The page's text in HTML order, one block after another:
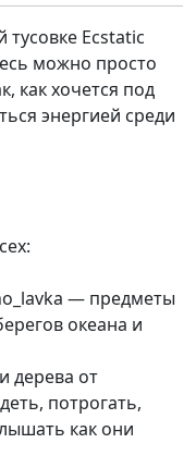
Ecstatic
можно просто
как хочется под
энергией среди
— предметы
океана и
дерева от
потрогать,
как они